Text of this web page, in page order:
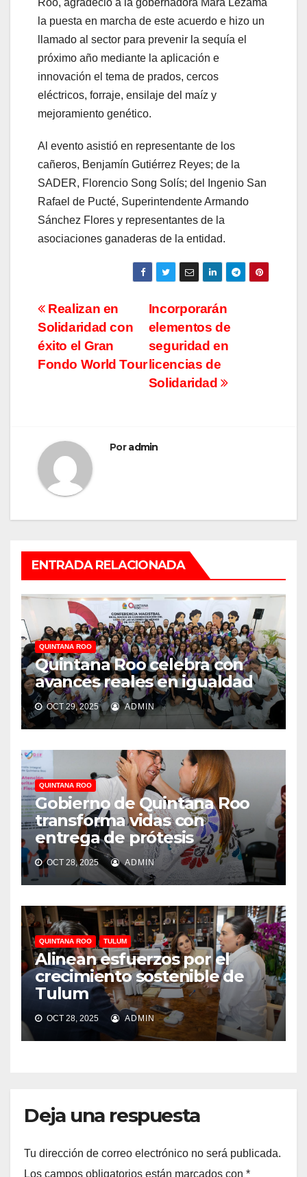
Roo, agradeció a la gobernadora Mara Lezama
la puesta en marcha de este acuerdo e hizo un
llamado al sector para prevenir la sequía el
próximo año mediante la aplicación e
innovación el tema de prados, cercos
eléctricos, forraje, ensilaje del maíz y
mejoramiento genético.
Al evento asistió en representante de los
cañeros, Benjamín Gutiérrez Reyes; de la
SADER, Florencio Song Solís; del Ingenio San
Rafael de Pucté, Superintendente Armando
Sánchez Flores y representantes de la
asociaciones ganaderas de la entidad.
Navegación
de
entradas
Incorporarán
elementos de
seguridad en
licencias de
Solidaridad
Realizan en
Solidaridad con
éxito el Gran
Fondo World Tour
Poradmin
ENTRADA RELACIONADA
QUINTANA ROO
Quintana Roo celebra con
avances reales en igualdad
OCT 29, 2025 ADMIN
QUINTANA ROO
Gobierno de Quintana Roo
transforma vidas con
entrega de prótesis
OCT 28, 2025 ADMIN
QUINTANA ROO TULUM
Alinean esfuerzos por el
crecimiento sostenible de
Tulum
OCT 28, 2025 ADMIN
Deja una respuesta
Tu dirección de correo electrónico no será publicada.
Los campos obligatorios están marcados con *